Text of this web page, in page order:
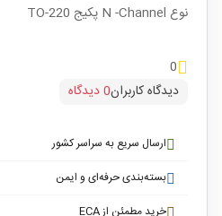
نوع N -Channel پکیج TO-220
0
دیدگاه کاربران0 دیدگاه
ارسال سریع به سراسر کشور
بسته‌بندی حرفه‌ای و ایمن
خرید مطمئن از ECA